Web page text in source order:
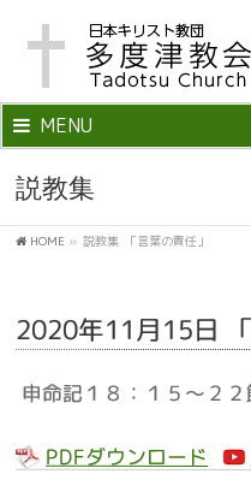
MENU
説教集
HOME » 説教集 「言葉の責任」
2020年11月15日
申命記１８：１５～２２
PDFダウンロード